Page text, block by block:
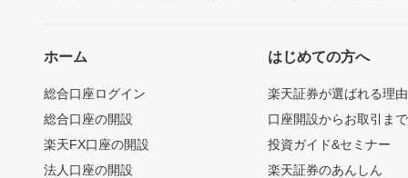
ホーム
総合口座ログイン
総合口座の開設
楽天FX口座の開設
法人口座の開設
はじめての方へ
楽天証券が選ばれる理由
口座開設からお取引ま
投資ガイド&セミナー
楽天証券のあんしん